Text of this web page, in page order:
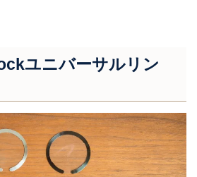
ユニバーサルリン